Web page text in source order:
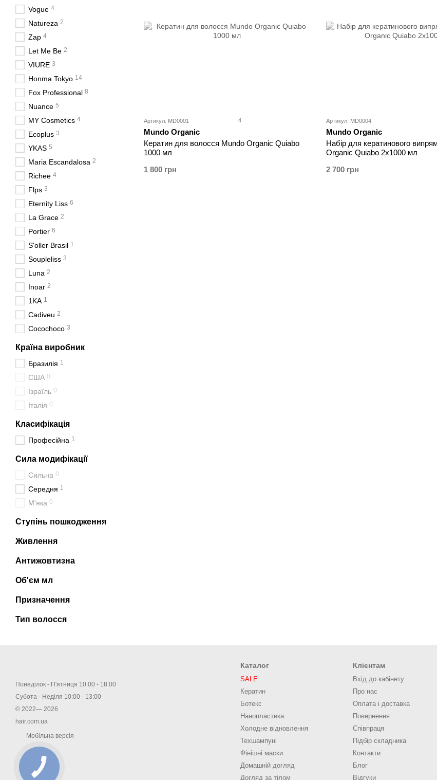
Артикул: MD0001 4
Mundo Organic
Кератин для волосся Mundo Organic Quiabo
1000 мл
1 800 грн
Артикул: MD0004
Mundo Organic
Набір для кератинового
Organic Quiabo 2x1000 мл
2 700 грн
Vogue 4
Natureza 2
Zap 4
Let Me Be 2
VIURE 3
Honma Tokyo 14
Fox Professional 8
Nuance 5
MY Cosmetics 4
Ecoplus 3
YKAS 5
Maria Escandalosa 2
Richee 4
Flps 3
Eternity Liss 6
La Grace 2
Portier 6
S'oller Brasil 1
Soupleliss 3
Luna 2
Inoar 2
1KA 1
Cadiveu 2
Cocochoco 3
Країна виробник
Бразилія 1
США 0
Ізраїль 0
Італія 0
Класифікація
Професійна 1
Сила модифікації
Сильна 0
Середня 1
М'яка 0
Ступінь пошкодження
Живлення
Антижовтизна
Об'єм мл
Призначення
Тип волосся
Понеділок - П'ятниця 10:00 - 18:00
Субота - Неділя 10:00 - 13:00
© 2022— 2026
hair.com.ua
Мобільна версія
Каталог
SALE
Кератин
Ботекс
Нанопластика
Холодне відновлення
Техшампуні
Фінішні маски
Домашній догляд
Догляд за тілом
Клієнтам
Вхід до кабінету
Про нас
Оплата і доставка
Повернення
Співпраця
Підбір складника
Контакти
Блог
Відгуки